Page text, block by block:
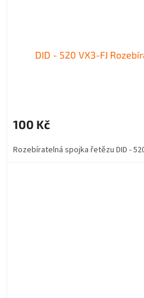
DID - 520 VX3-FJ
100 Kč
Rozebíratelná spojka řetězu DID -